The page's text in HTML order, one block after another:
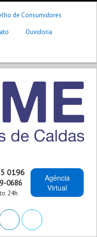
de Consumidores
Ouvidoria
0196
0686
24h
Agência
Virtual